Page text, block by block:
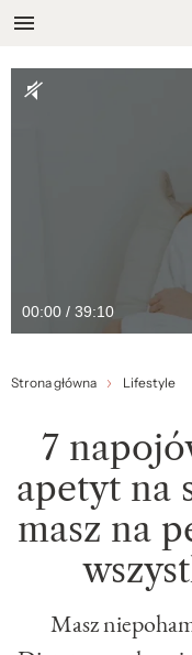
00:00 / 39:10
Strona główna Lifestyle
7
apetyt na
masz na
Masz